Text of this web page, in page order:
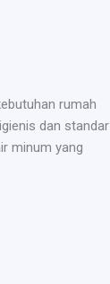
rumah
dan standar
minum yang